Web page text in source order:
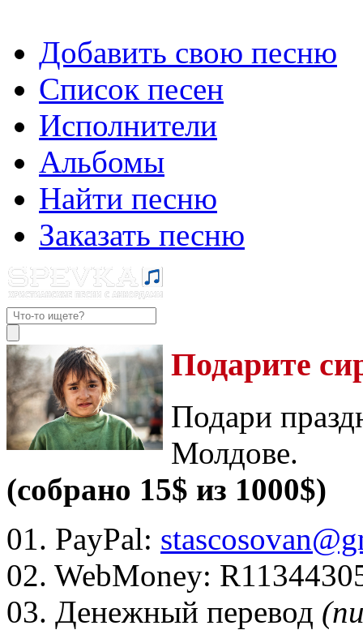
Добавить свою песню
Список песен
Исполнители
Альбомы
Найти песню
Заказать песню
Подарите
Подари
Молдове.
(собрано 15$ из 1000$)
01. PayPal:
02. WebMoney:
03. Денежный перевод